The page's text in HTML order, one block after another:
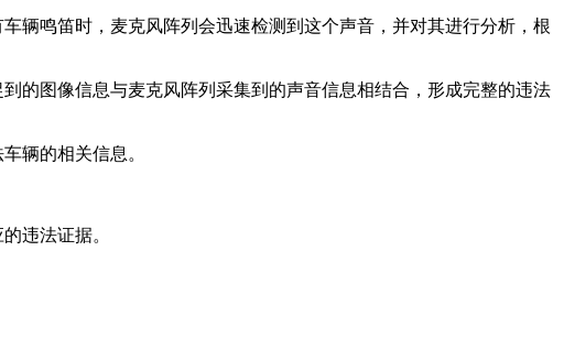
辆鸣笛时，麦克风阵列会迅速检测到这个声音，并对其进行分析，根
的图像信息与麦克风阵列采集到的声音信息相结合，形成完整的违法
辆的相关信息‌。
违法证据‌。